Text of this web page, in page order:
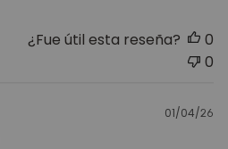
¿Fue útil esta reseña?
0
0
01/04/26